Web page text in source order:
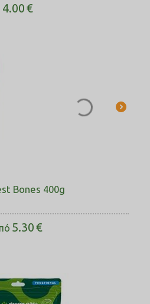
4.00€
Bones 400g
5.30€